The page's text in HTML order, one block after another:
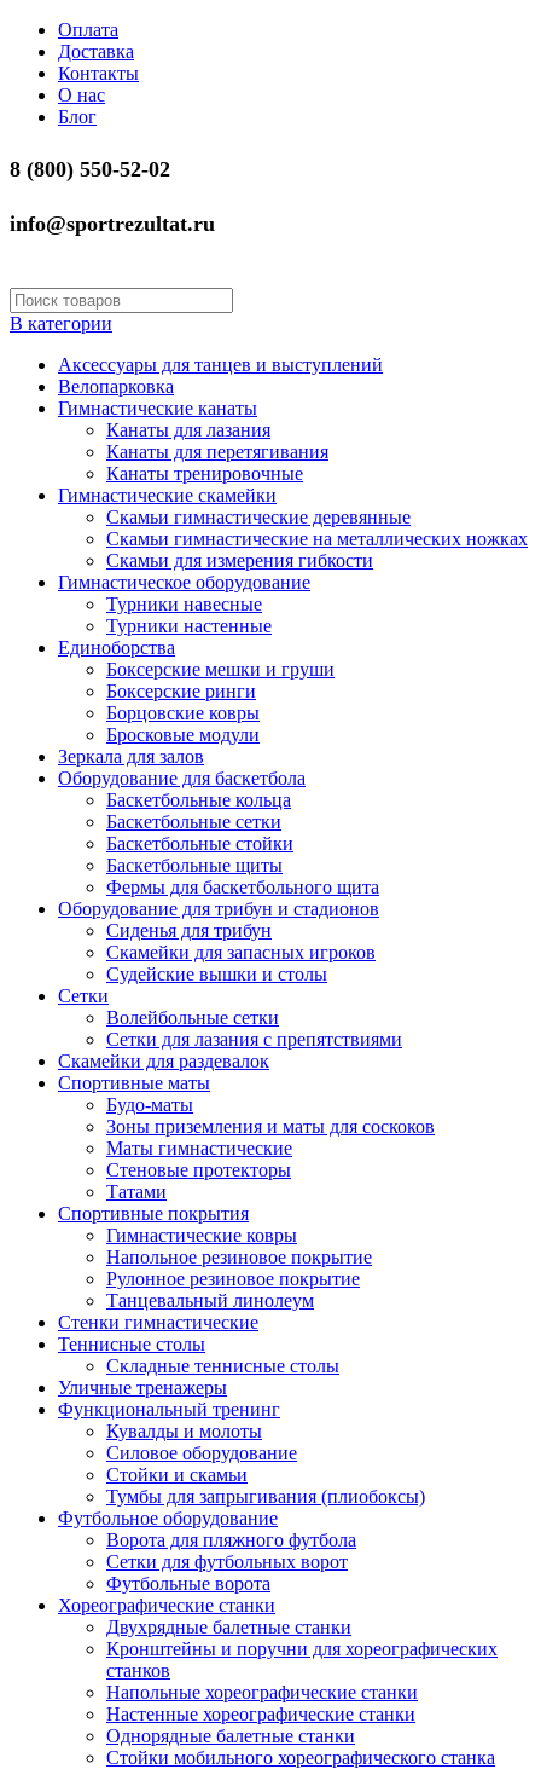
Оплата
Доставка
Контакты
О нас
Блог
8 (800) 550-52-02
info@sportrezultat.ru
В категории
Аксессуары для танцев и выступлений
Велопарковка
Гимнастические канаты
Канаты для лазания
Канаты для перетягивания
Канаты тренировочные
Гимнастические скамейки
Скамьи гимнастические деревянные
Скамьи гимнастические на металлических ножках
Скамьи для измерения гибкости
Гимнастическое оборудование
Турники навесные
Турники настенные
Единоборства
Боксерские мешки и груши
Боксерские ринги
Борцовские ковры
Бросковые модули
Зеркала для залов
Оборудование для баскетбола
Баскетбольные кольца
Баскетбольные сетки
Баскетбольные стойки
Баскетбольные щиты
Фермы для баскетбольного щита
Оборудование для трибун и стадионов
Сиденья для трибун
Скамейки для запасных игроков
Судейские вышки и столы
Сетки
Волейбольные сетки
Сетки для лазания с препятствиями
Скамейки для раздевалок
Спортивные маты
Будо-маты
Зоны приземления и маты для соскоков
Маты гимнастические
Стеновые протекторы
Татами
Спортивные покрытия
Гимнастические ковры
Напольное резиновое покрытие
Рулонное резиновое покрытие
Танцевальный линолеум
Стенки гимнастические
Теннисные столы
Складные теннисные столы
Уличные тренажеры
Функциональный тренинг
Кувалды и молоты
Силовое оборудование
Стойки и скамьи
Тумбы для запрыгивания (плиобоксы)
Футбольное оборудование
Ворота для пляжного футбола
Сетки для футбольных ворот
Футбольные ворота
Хореографические станки
Двухрядные балетные станки
Кронштейны и поручни для хореографических
станков
Напольные хореографические станки
Настенные хореографические станки
Однорядные балетные станки
Стойки мобильного хореографического станка